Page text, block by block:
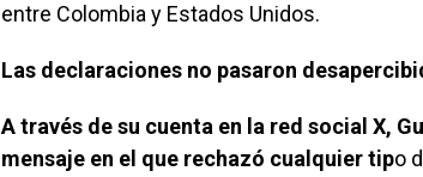
entre Colombia y Estados Unidos.
Las declaraciones no pasaron
A través de su cuenta en la red social X,
mensaje en el que rechazó cualquier tipo